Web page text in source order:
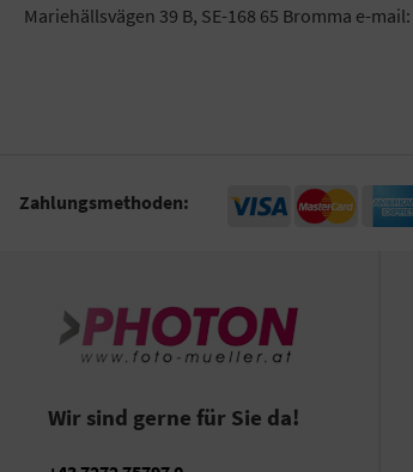
Mariehällsvägen 39 B, SE-168 65 Bromma e-
Zahlungsmethoden:
Wir sind gerne für Sie da!